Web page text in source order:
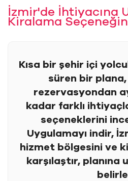
İzmir'de İhtiyacına
Kiralama
Kısa bir şehir içi
süren bir
rezervasyondan
kadar farklı
seçeneklerini
Uygulamayı indir,
hizmet bölgesini ve
karşılaştır, planına